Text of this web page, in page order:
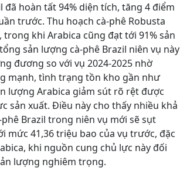
đã hoàn tất 94% diện tích, tăng 4 điểm
trước. Thu hoạch cà-phê Robusta
khi Arabica cũng đạt tới 91% sản
sản lượng cà-phê Brazil niên vụ này
đương so với vụ 2024-2025 nhờ
mạnh, tình trạng tồn kho gần như
lượng Arabica giảm sút rõ rệt được
sản xuất. Điều này cho thấy nhiều khả
Brazil trong niên vụ mới sẽ sụt
mức 41,36 triệu bao của vụ trước, đặc
khi nguồn cung chủ lực này đối
lượng nghiêm trọng.